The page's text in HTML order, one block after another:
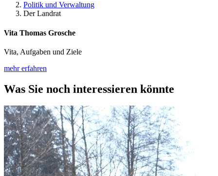
Politik und Verwaltung
Der Landrat
Vita Thomas Grosche
Vita, Aufgaben und Ziele
mehr erfahren
Was Sie noch interessieren könnte